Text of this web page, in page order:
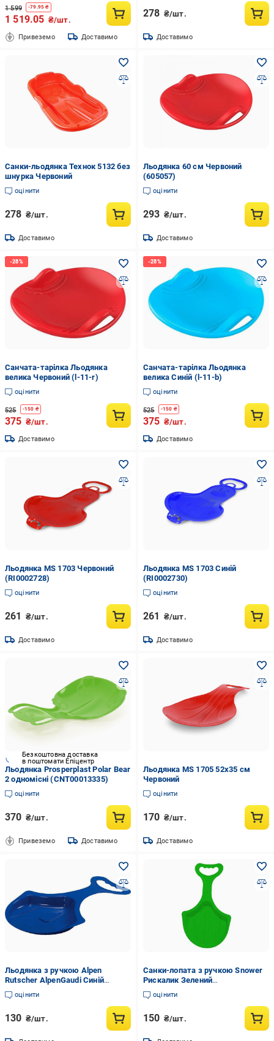
1 599 -79.95 ₴
1 519.05 ₴/шт.
Привеземо Доставимо
278 ₴/шт.
Доставимо
Санки-льодянка Технок 5132 без
шнурка Червоний
оцінити
278 ₴/шт.
Доставимо
Льодянка 60 см Червоний
(605057)
оцінити
293 ₴/шт.
Доставимо
Санчата-тарілка Льодянка
велика Червоний (l-11-r)
оцінити
525 -150 ₴
375 ₴/шт.
Доставимо
Санчата-тарілка Льодянка
велика Синій (l-11-b)
оцінити
525 -150 ₴
375 ₴/шт.
Доставимо
Льодянка MS 1703 Червоний
(RI0002728)
оцінити
261 ₴/шт.
Доставимо
Льодянка MS 1703 Синій
(RI0002730)
оцінити
261 ₴/шт.
Доставимо
Безкоштовна доставка
в поштомати Епіцентр
Льодянка Prosperplast Polar Bear
2 одномісні (CNT00013335)
оцінити
370 ₴/шт.
Привеземо Доставимо
Льодянка MS 1705 52х35 см
Червоний
оцінити
170 ₴/шт.
Доставимо
Льодянка з ручкою Alpen
Rutscher AlpenGaudi Синій
(CNT00011417)
оцінити
130 ₴/шт.
Санки-лопата з ручкою Snower
Рискалик Зелений
(CNT00011436)
оцінити
150 ₴/шт.